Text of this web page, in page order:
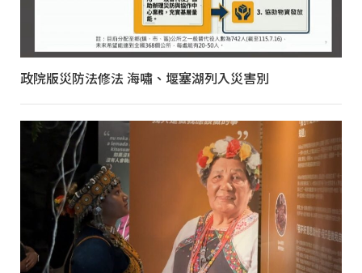
政院版災防法修法 海嘯、堰塞湖列入災害別